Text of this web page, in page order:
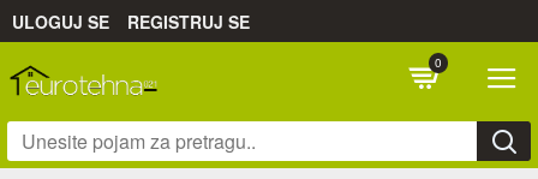
ULOGUJ SE REGISTRUJ SE
0